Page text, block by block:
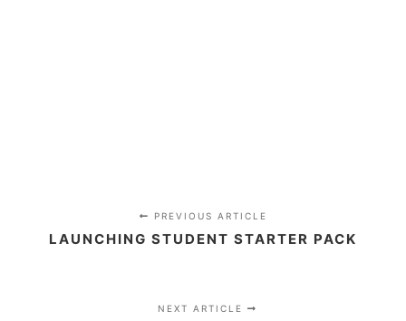
PREVIOUS ARTICLE
LAUNCHING STUDENT STARTER PACK
NEXT ARTICLE